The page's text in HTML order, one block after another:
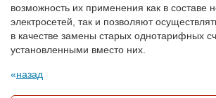
возможность их применения как в составе
электросетей, так и позволяют
в качестве замены старых однотарифных
установленными вместо них.
назад